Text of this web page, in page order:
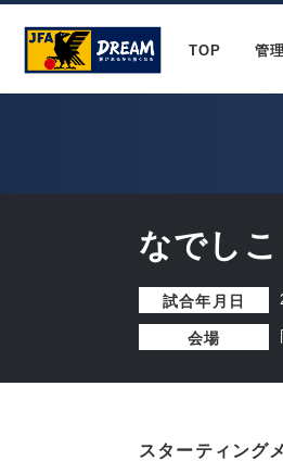
TOP 管
なでし
試合年月日
会場
スターティング